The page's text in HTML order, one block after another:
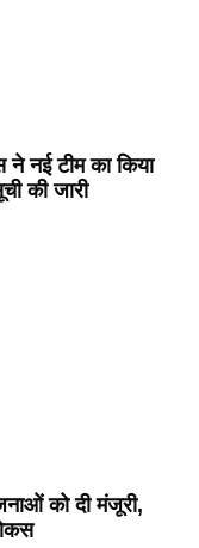
नई टीम का किया
की जारी
को दी मंजूरी,